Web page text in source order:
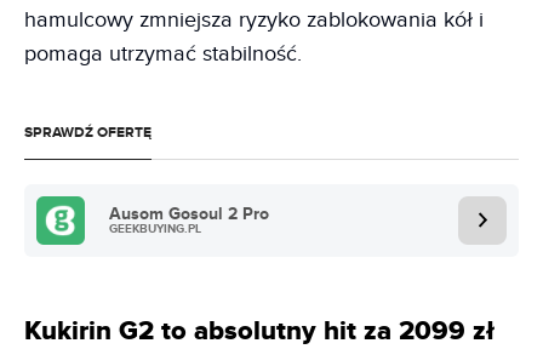
hamulcowy zmniejsza ryzyko zablokowania kół i
pomaga utrzymać stabilność.
SPRAWDŹ OFERTĘ
Ausom Gosoul 2 Pro
GEEKBUYING.PL
Kukirin G2 to absolutny hit za 2099 zł